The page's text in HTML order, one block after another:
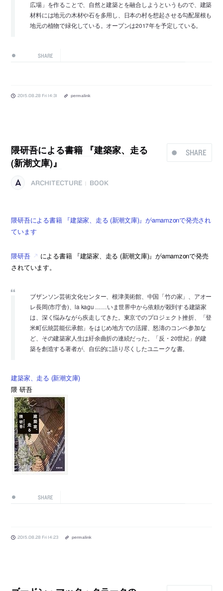
広場」を作ることで、自然と建築とを融合しようというもので、建築
材料には地元の木材や石を多用し、日本の村を想起させる勾配屋根も
地元の植物で緑化している。オープンは2017年を予定している。
SHARE
2015.08.28 Fri 14:31 permalink
SHARE
隈研吾による書籍 『建築家、走る
(新潮文庫)』
ARCHITECTURE BOOK
隈研吾による書籍 『建築家、走る (新潮文庫)』がamamzonで発売され
ています
隈研吾
による書籍 『建築家、走る (新潮文庫)』がamamzonで発売
されています。
ブザンソン芸術文化センター、根津美術館、中国「竹の家」、アオー
レ長岡(市庁舎)、la kagu ……いま世界中から依頼が殺到する建築家
は、深く悩みながら疾走してきた。東京でのプロジェクト挫折、「登
米町伝統芸能伝承館」をはじめ地方での活躍、怒濤のコンペ参加な
ど、その建築家人生は紆余曲折の連続だった。「反・20世紀」的建
築を創造する著者が、自伝的に語り尽くしたユニークな書。
建築家、走る (新潮文庫)
隈 研吾
SHARE
2015.08.28 Fri 14:23 permalink